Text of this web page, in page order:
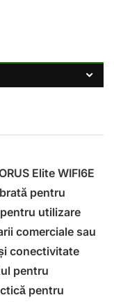
Elite WIFI6E
pentru
utilizare
comerciale sau
conectivitate
pentru
pentru